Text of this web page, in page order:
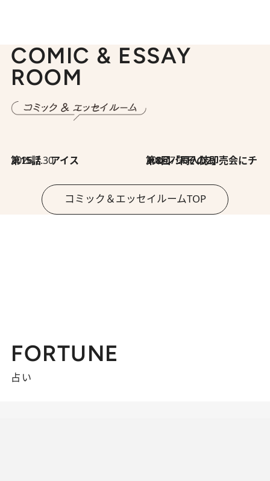
COMIC & ESSAY
ROOM
2026.7.30
第15話 アイス 2026.7.30
第8回「同人誌即売会にチャレンジ その2」
コミック＆エッセイルームTOP
FORTUNE
占い